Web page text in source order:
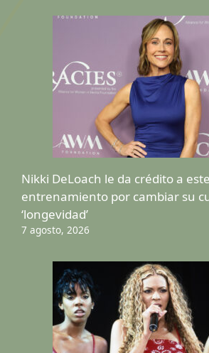
Nikki DeLoach le da crédito a este
entrenamiento por cambiar su
‘longevidad’
7 agosto, 2026